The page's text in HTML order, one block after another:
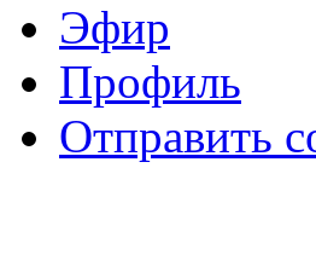
Эфир
Профиль
Отправить